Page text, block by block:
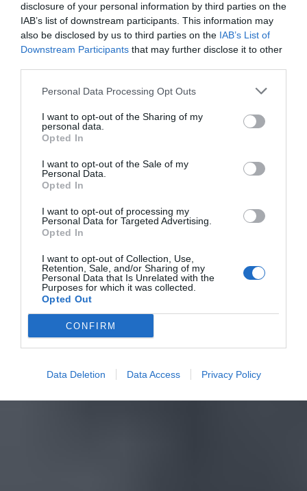
disclosure of your personal information by third parties on the
IAB’s list of downstream participants. This information may
also be disclosed by us to third parties on the IAB’s List of
Downstream Participants that may further disclose it to other
Personal Data Processing Opt Outs
I want to opt-out of the Sharing of my
personal data.
Opted In
I want to opt-out of the Sale of my
Personal Data.
Opted In
I want to opt-out of processing my
Personal Data for Targeted Advertising.
Opted In
I want to opt-out of Collection, Use,
Retention, Sale, and/or Sharing of my
Personal Data that Is Unrelated with the
Purposes for which it was collected.
Opted Out
CONFIRM
Data Deletion Data Access Privacy Policy